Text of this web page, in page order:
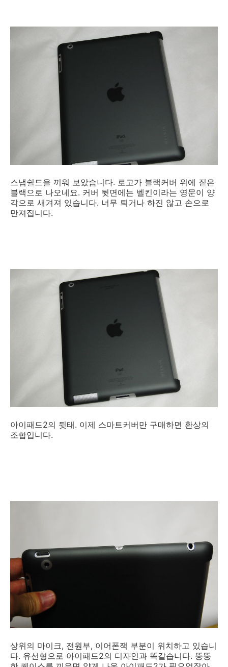
스냅쉴드을 끼워 보았습니다. 로고가 블랙커버 위에 짙은
블랙으로 나오네요. 커버 뒷면에는 벨킨이라는 영문이 양
각으로 새겨져 있습니다. 너무 틔거나 하진 않고 손으로
만져집니다.
아이패드2의 뒷태. 이제 스마트커버만 구매하면 환상의
조합입니다.
상위의 마이크, 전원부, 이어폰잭 부분이 위치하고 있습니
다. 유선형으로 아이패드2의 디자인과 똑같습니다. 뚱뚱